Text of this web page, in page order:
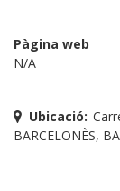
Pàgina web
N/A
Ubicació:
BARCELONÈS,